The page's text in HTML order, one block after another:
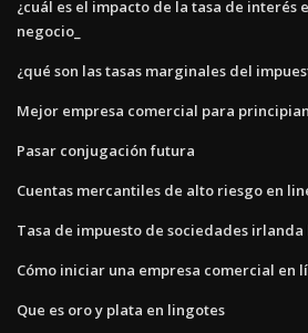
¿cuál es el impacto de la tasa de interés
negocio_
¿qué son las tasas marginales del
Mejor empresa comercial para
Pasar conjugación futura
Cuentas mercantiles de alto riesgo en
Tasa de impuesto de sociedades irlanda
Cómo iniciar una empresa comercial en
Que es oro y plata en lingotes